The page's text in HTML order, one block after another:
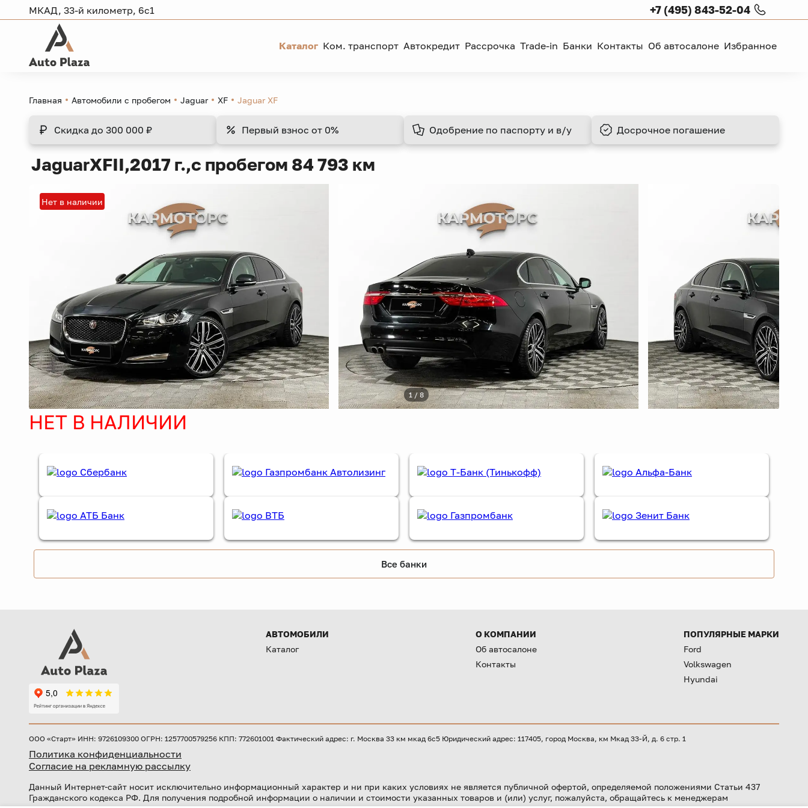
МКАД, 33-й километр, 6с1 +7 (495) 843-52-04
Каталог Ком. транспорт Автокредит Рассрочка Trade-in Банки Контакты Об автосалоне Избранное
Главная Автомобили с пробегом Jaguar XF Jaguar XF
Скидка до 300 000 ₽ Первый взнос от 0% Одобрение по паспорту и в/у Досрочное погашение
JaguarXFII,2017 г.,с пробегом 84 793 км
Нет в наличии
1 / 8
НЕТ В НАЛИЧИИ
Все банки
АВТОМОБИЛИ
Каталог
О КОМПАНИИ
Об автосалоне
Контакты
ПОПУЛЯРНЫЕ МАРКИ
Ford
Volkswagen
Hyundai
ООО «Старт» ИНН: 9726109300 ОГРН: 1257700579256 КПП: 772601001 Фактический адрес: г. Москва 33 км мкад 6с5 Юридический адрес: 117405, город Москва, км Мкад 33-Й, д. 6 стр. 1
Политика конфиденциальности
Согласие на рекламную рассылку
Данный Интернет-сайт носит исключительно информационный характер и ни при каких условиях не является публичной офертой, определяемой положениями Статьи 437
Гражданского кодекса РФ. Для получения подробной информации о наличии и стоимости указанных товаров и (или) услуг, пожалуйста, обращайтесь к менеджерам